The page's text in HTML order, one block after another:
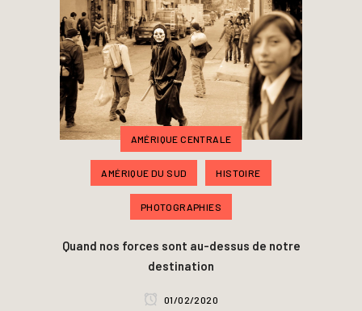
AMÉRIQUE CENTRALE
AMÉRIQUE DU SUD HISTOIRE
PHOTOGRAPHIES
Quand nos forces sont au-dessus de notre
destination
01/02/2020